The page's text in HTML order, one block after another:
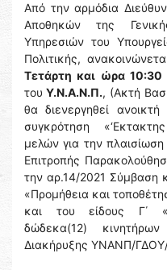
Από την αρμόδια
Αποθηκών της
Υπηρεσιών του
Πολιτικής,
Τετάρτη και ώρα 10:30
του Υ.Ν.Α.Ν.Π., (Ακτή
θα διενεργηθεί
συγκρότηση
μελών για την
Επιτροπής
την αρ.14/2021 Σύμβαση
«Προμήθεια και
και του είδους Γ΄
δώδεκα(12)
Διακήρυξης ΥΝΑΝΠ/